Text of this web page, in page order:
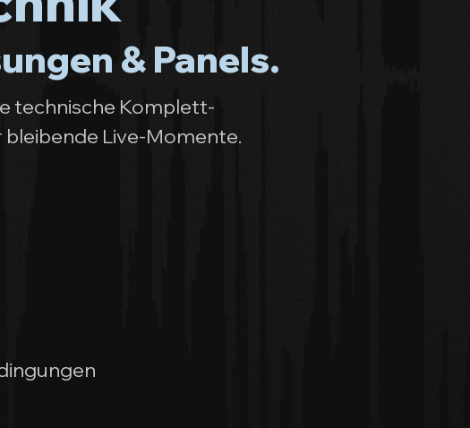
& Panels.
technische Komplett-
Live-Momente.